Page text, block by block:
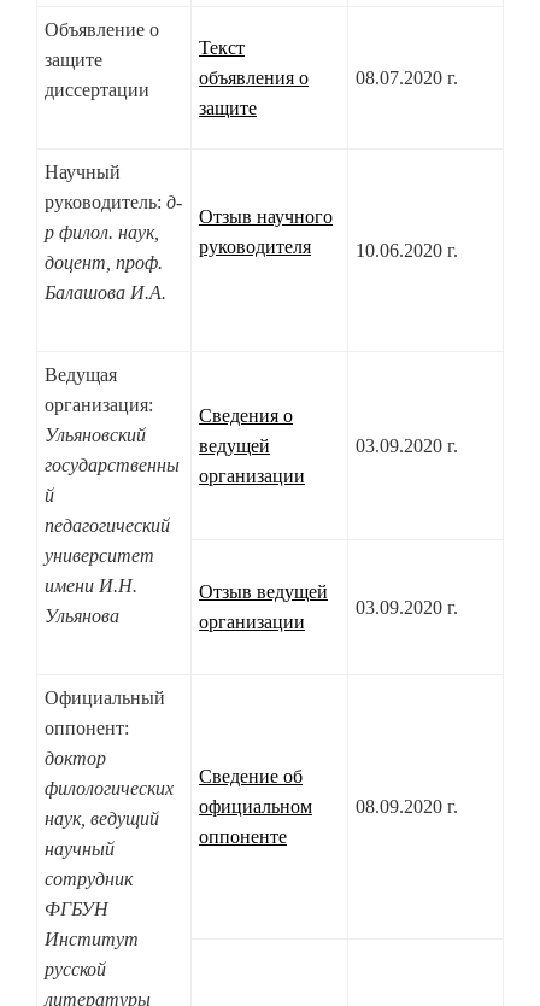
Объявление о
защите
диссертации
Текст
объявления о
защите
08.07.2020 г.
Научный
руководитель: д-
р филол. наук,
доцент, проф.
Балашова И.А.
Отзыв научного
руководителя
10.06.2020 г.
Ведущая
организация:
Ульяновский
государственны
й
педагогический
университет
имени И.Н.
Ульянова
Сведения о
ведущей
организации
03.09.2020 г.
Отзыв ведущей
организации
03.09.2020 г.
Официальный
оппонент:
доктор
филологических
наук, ведущий
научный
сотрудник
ФГБУН
Институт
русской
литературы
Сведение об
официальном
оппоненте
08.09.2020 г.